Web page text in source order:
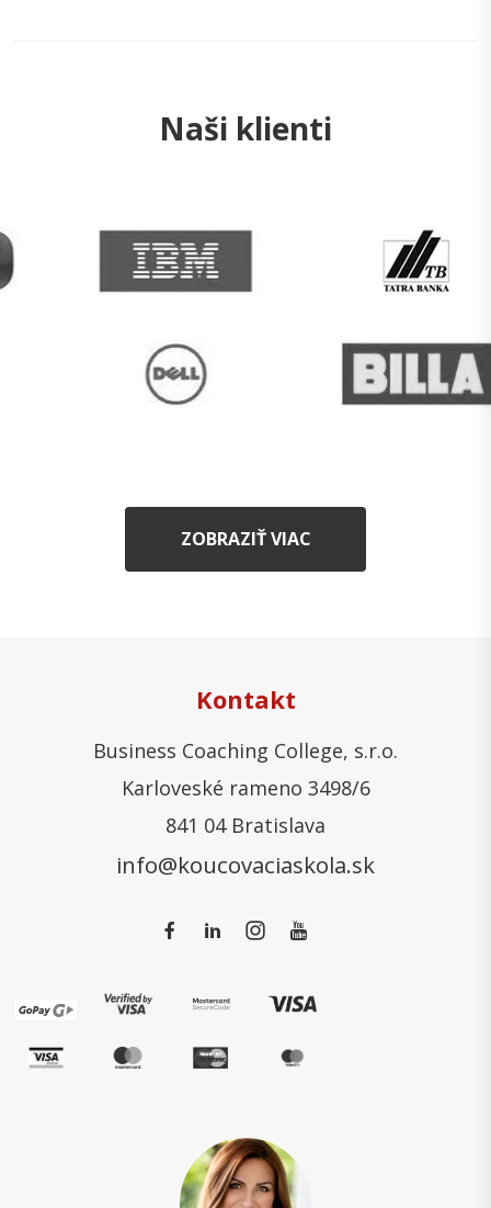
Naši klienti
ZOBRAZIŤ VIAC
Kontakt
Business Coaching College, s.r.o.
Karloveské rameno 3498/6
841 04 Bratislava
info@koucovaciaskola.sk